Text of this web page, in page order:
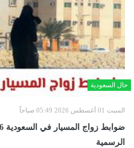
حال السعودية
السبت 01 أغسطس 2026 05:49 صباحاً
الرسمية